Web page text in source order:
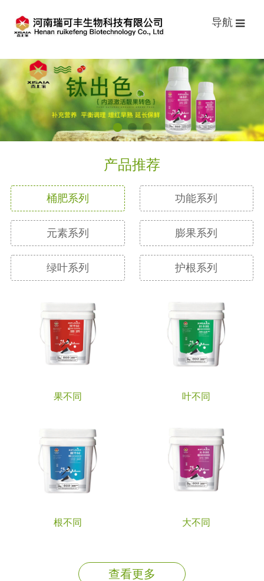
导航
产品推荐
桶肥系列 功能系列
元素系列 膨果系列
绿叶系列 护根系列
果不同 叶不同
根不同 大不同
查看更多